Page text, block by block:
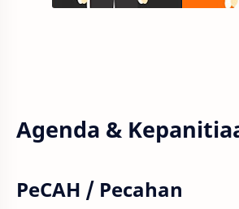
Agenda &
PeCAH / Pecahan